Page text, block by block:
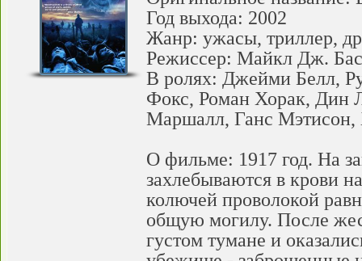
Год выхода: 2002
Жанр: ужасы, триллер,
Режиссер: Майкл Дж.
В ролях: Джейми Белл,
Фокс, Роман Хорак, Дин
Маршалл, Ганс
О фильме: 1917 год. На
захлебываются в крови
колючей проволокой
общую могилу. После
густом тумане и